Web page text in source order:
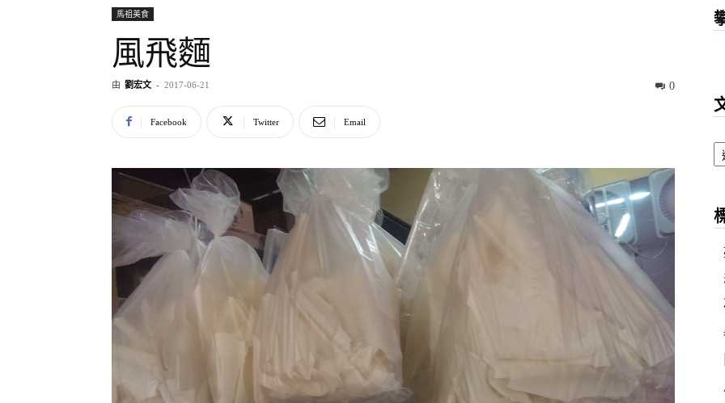
馬祖美食
風飛麵
由 劉宏文 - 2017-06-21 0
Facebook Twitter Email
文
章